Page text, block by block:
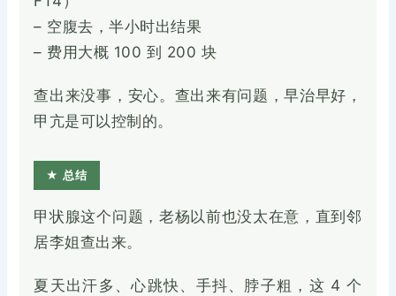
– 空腹去，半小时出结果
– 费用大概 100 到 200 块
查出来没事，安心。查出来有问题，早治早好，
甲亢是可以控制的。
★ 总结
甲状腺这个问题，老杨以前也没太在意，直到邻
居李姐查出来。
夏天出汗多、心跳快、手抖、脖子粗，这 4 个